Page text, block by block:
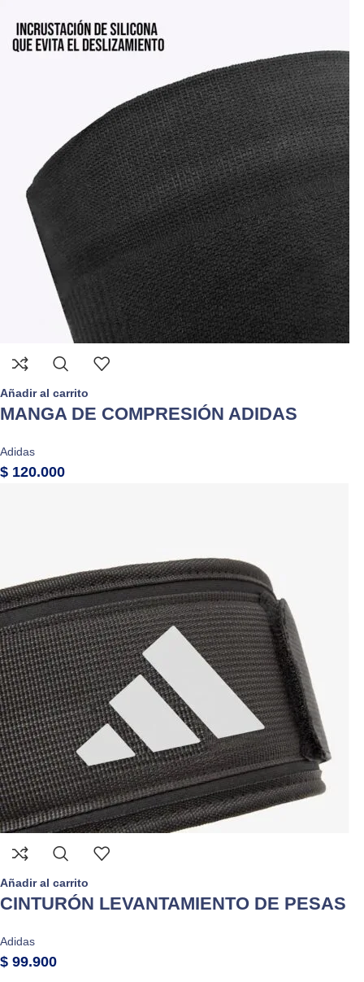
Añadir al carrito
MANGA DE COMPRESIÓN ADIDAS
Adidas
$ 120.000
Añadir al carrito
CINTURÓN LEVANTAMIENTO DE PESAS
Adidas
$ 99.900